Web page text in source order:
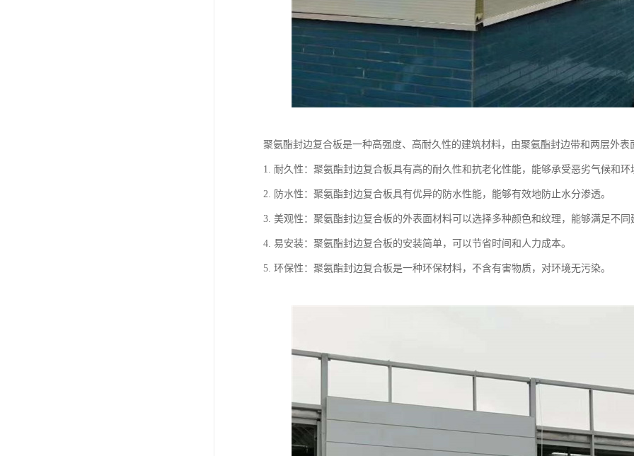
聚氨酯封边复合板是一种高强度、高耐久性的建筑材料，由聚氨酯封边带和两层外
1. 耐久性：聚氨酯封边复合板具有高的耐久性和抗老化性能，能够承受恶劣气候和环
2. 防水性：聚氨酯封边复合板具有优异的防水性能，能够有效地防止水分渗透。
3. 美观性：聚氨酯封边复合板的外表面材料可以选择多种颜色和纹理，能够满足不同
4. 易安装：聚氨酯封边复合板的安装简单，可以节省时间和人力成本。
5. 环保性：聚氨酯封边复合板是一种环保材料，不含有害物质，对环境无污染。